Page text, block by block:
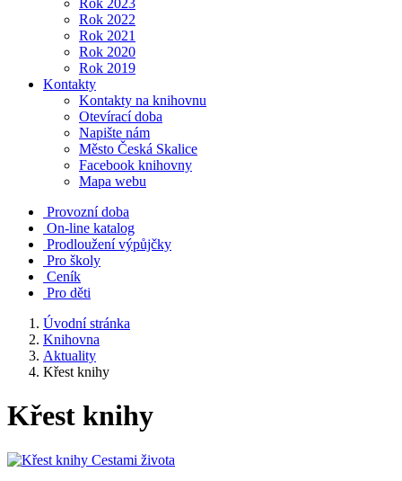
Rok 2023
Rok 2022
Rok 2021
Rok 2020
Rok 2019
Kontakty
Kontakty na knihovnu
Otevírací doba
Napište nám
Město Česká Skalice
Facebook knihovny
Mapa webu
Provozní doba
On-line katalog
Prodloužení výpůjčky
Pro školy
Ceník
Pro děti
Úvodní stránka
Knihovna
Aktuality
Křest knihy
Křest knihy